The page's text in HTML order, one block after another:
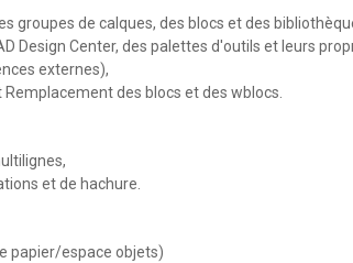
groupes de calques, des blocs et des
Design Center, des palettes d'outils et leurs
externes),
des blocs et des wblocs.
et de hachure.
papier/espace objets)